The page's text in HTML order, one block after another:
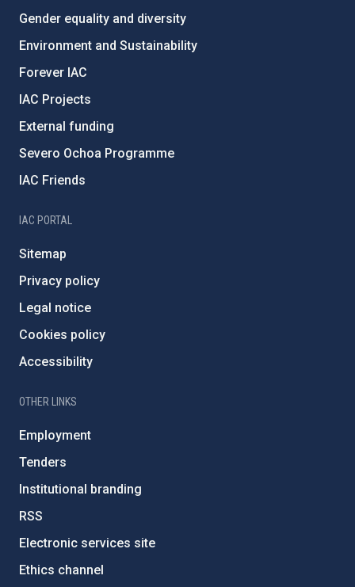
Gender equality and diversity
Environment and Sustainability
Forever IAC
IAC Projects
External funding
Severo Ochoa Programme
IAC Friends
IAC PORTAL
Sitemap
Privacy policy
Legal notice
Cookies policy
Accessibility
OTHER LINKS
Employment
Tenders
Institutional branding
RSS
Electronic services site
Ethics channel